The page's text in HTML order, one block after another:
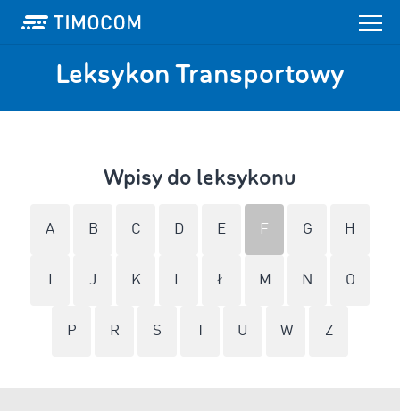
Leksykon Transportowy
Wpisy do leksykonu
A B C D E F G H
J K L Ł M N O
P R S U W Z